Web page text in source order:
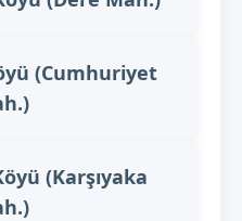
(Cumhuriyet
(Karşıyaka